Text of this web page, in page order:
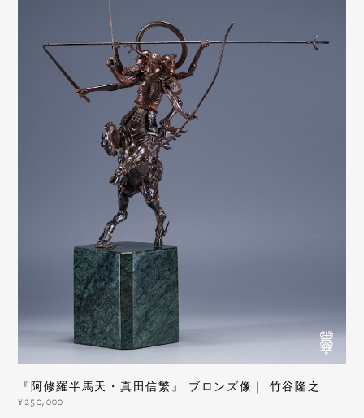
『阿修羅半馬天・真田信繁』 ブロンズ像｜ 竹谷隆之
¥250,000